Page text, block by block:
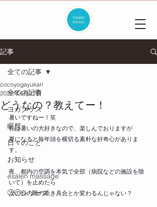
記事
全ての記事
ヨガクラス
瞑想
日々のこと
お知らせ
esalen massage
◯◯シリーズ
全ての記事
どうなの？教えてー！
cocoyogayukari
2022年6月27日
暑いですねー！笑
私は暑いの大好きなので、楽しんでおりますが
夏になると毎年頭を横切る素朴な好奇心がありま
す。
夜、都内の空調を本気で全部（病院などの施設を除
いて）を止めたら
次の日の風の吹き具合とか変わるんじゃない？